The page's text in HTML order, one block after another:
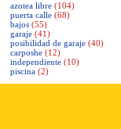
azotea libre (104)
puerta calle (68)
bajos (55)
garaje (41)
posibilidad de garaje (40)
carposhe (12)
independiente (10)
piscina (2)